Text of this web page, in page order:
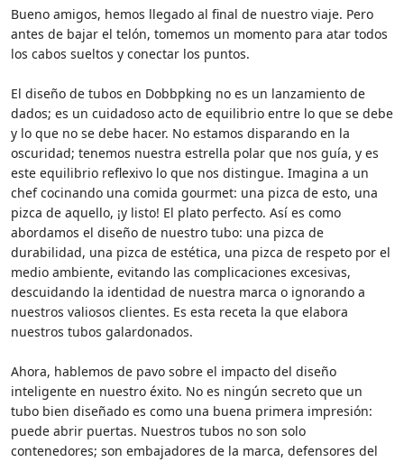
Bueno amigos, hemos llegado al final de nuestro viaje. Pero
antes de bajar el telón, tomemos un momento para atar todos
los cabos sueltos y conectar los puntos.
El diseño de tubos en Dobbpking no es un lanzamiento de
dados; es un cuidadoso acto de equilibrio entre lo que se debe
y lo que no se debe hacer. No estamos disparando en la
oscuridad; tenemos nuestra estrella polar que nos guía, y es
este equilibrio reflexivo lo que nos distingue. Imagina a un
chef cocinando una comida gourmet: una pizca de esto, una
pizca de aquello, ¡y listo! El plato perfecto. Así es como
abordamos el diseño de nuestro tubo: una pizca de
durabilidad, una pizca de estética, una pizca de respeto por el
medio ambiente, evitando las complicaciones excesivas,
descuidando la identidad de nuestra marca o ignorando a
nuestros valiosos clientes. Es esta receta la que elabora
nuestros tubos galardonados.
Ahora, hablemos de pavo sobre el impacto del diseño
inteligente en nuestro éxito. No es ningún secreto que un
tubo bien diseñado es como una buena primera impresión:
puede abrir puertas. Nuestros tubos no son solo
contenedores; son embajadores de la marca, defensores del